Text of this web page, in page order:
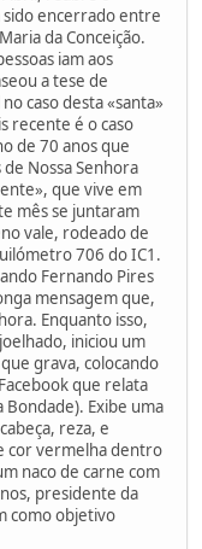
sido encerrado entre
da Conceição.
iam aos
a tese de
caso desta «santa»
recente é o caso
de 70 anos que
Nossa Senhora
que vive em
mês se juntaram
vale, rodeado de
706 do IC1.
Fernando Pires
mensagem que,
Enquanto isso,
iniciou um
grava, colocando
que relata
Bondade). Exibe uma
reza, e
cor vermelha dentro
naco de carne com
presidente da
como objetivo